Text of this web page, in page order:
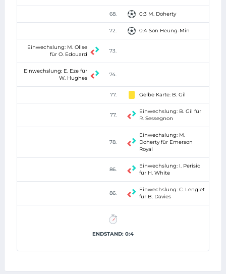
68. 0:3 M. Doherty
72. 0:4 Son Heung-Min
Einwechslung: M. Olise
für O. Edouard
73.
Einwechslung: E. Eze für
W. Hughes
74.
77. Gelbe Karte: B. Gil
77.
Einwechslung: B. Gil für
R. Sessegnon
78.
Einwechslung: M.
Doherty für Emerson
Royal
86.
Einwechslung: I. Perisic
für H. White
86.
Einwechslung: C. Lenglet
für B. Davies
ENDSTAND: 0:4